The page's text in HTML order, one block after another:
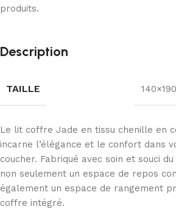
produits.
Description
TAILLE 140×190
Le lit coffre Jade en tissu chenille en
incarne l’élégance et le confort dans
coucher. Fabriqué avec soin et souci
non seulement un espace de repos
également un espace de rangement
coffre intégré.